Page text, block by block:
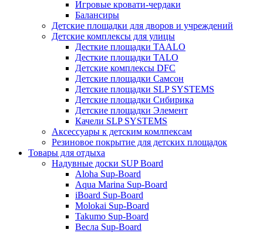
Игровые кровати-чердаки
Балансиры
Детские площадки для дворов и учреждений
Детские комплексы для улицы
Десткие площадки TAALO
Десткие площадки TALO
Детские комплексы DFC
Детские площадки Самсон
Детские площадки SLP SYSTEMS
Детские площадки Сибирика
Детские площадки Элемент
Качели SLP SYSTEMS
Аксессуары к детским комлпексам
Резиновое покрытие для детских площадок
Товары для отдыха
Надувные доски SUP Board
Aloha Sup-Board
Aqua Marina Sup-Board
iBoard Sup-Board
Molokai Sup-Board
Takumo Sup-Board
Весла Sup-Board